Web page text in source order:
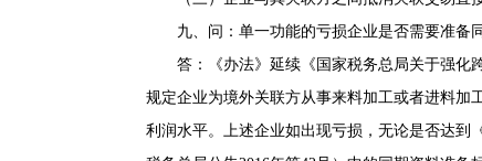
九、问：单一功能的亏损企业是否需要准备
答：《办法》延续《国家税务总局关于强化跨
规定企业为境外关联方从事来料加工或者进料加
利润水平。上述企业如出现亏损，无论是否达到